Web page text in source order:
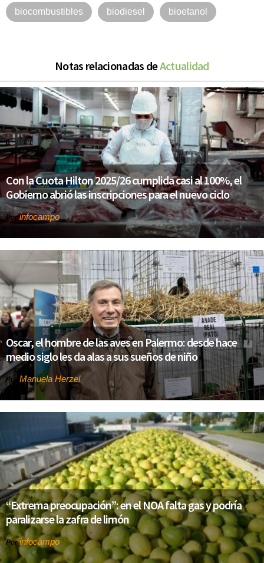
biocombustibles biodiesel bioetanol
Notas relacionadas deActualidad
Con la Cuota Hilton 2025/26 cumplida casi al 100%, el
Gobierno abrió las inscripciones para el nuevo ciclo
Porinfocampo
Oscar, el hombre de las aves en Palermo: desde hace
medio siglo les da alas a sus sueños de niño
Por Manuela Herzel
“Extrema preocupación”: en el NOA falta gas y podría
paralizarse la zafra de limón
Porinfocampo